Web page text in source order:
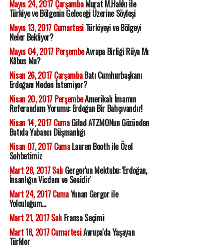
Mayıs 24, 2017 ÇarşambaMurat M.Hakkı ile
Türkiye ve Bölgenin Geleceği Üzerine Söyleşi
Mayıs 13, 2017 CumartesiTürkiyeyi ve Bölgeyi
Neler Bekliyor?
Mayıs 04, 2017 PerşembeAvrupa Birliği Rüya Mı
Kâbus Mu?
Nisan 26, 2017 ÇarşambaBatı Cumhurbaşkanı
Erdoğanı Neden İstemiyor?
Nisan 20, 2017 PerşembeAmerikalı İmamın
Referandum Yorumu: Erdoğan Bir Bahçıvandır!
Nisan 14, 2017 CumaGilad ATZMONun Gözünden
Batıda Yabancı Düşmanlığı
Nisan 07, 2017 CumaLauren Booth ile Özel
Sohbetimiz
Mart 28, 2017 SalıGergor'un Mektubu: 'Erdoğan,
İnsanlığın Vicdanı ve Sesidir'
Mart 24, 2017 CumaYunan Gergor ile
Yolculuğum...
Mart 21, 2017 SalıFransa Seçimi
Mart 18, 2017 CumartesiAvrupa'da Yaşayan
Türkler